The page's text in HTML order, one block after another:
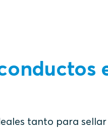
tanto para